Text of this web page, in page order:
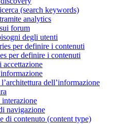
(search keywords)
analytics
forum
degli utenti
per definire i contenuti
per definire i contenuti
dell’informazione
navigazione
di contenuto (content type)